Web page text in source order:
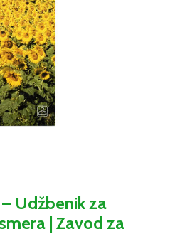
Udžbenik za
| Zavod za